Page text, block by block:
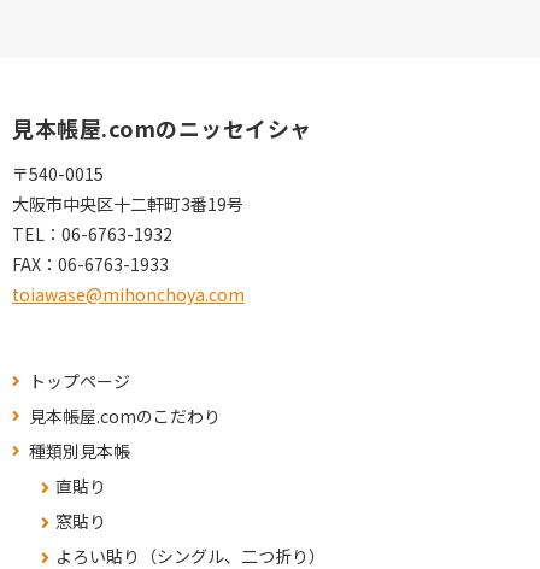
見本帳屋.comのニッセイシャ
〒540-0015
大阪市中央区十二軒町3番19号
TEL： 06-6763-1932
FAX： 06-6763-1933
toiawase@mihonchoya.com
トップページ
見本帳屋.comのこだわり
種類別見本帳
直貼り
窓貼り
よろい貼り（シングル、二つ折り）